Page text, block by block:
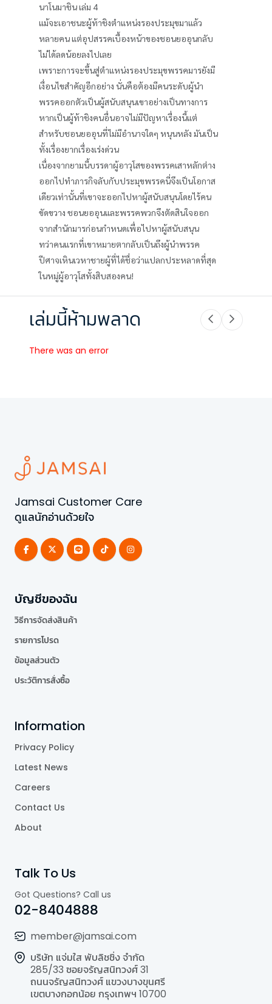
นาโนมาชิน เล่ม 4
แม้จะเอาชนะผู้ท้าชิงตำแหน่งรองประมุขมาแล้ว
หลายคน แต่อุปสรรคเบื้องหน้าของชอนยออุนกลับ
ไม่ได้ลดน้อยลงไปเลย
เพราะการจะขึ้นสู่ตำแหน่งรองประมุขพรรคมารยังมี
เงื่อนไขสำคัญอีกอย่าง นั่นคือต้องมีคนระดับผู้นำ
พรรคออกตัวเป็นผู้สนับสนุนเขาอย่างเป็นทางการ
หากเป็นผู้ท้าชิงคนอื่นอาจไม่มีปัญหาเรื่องนี้แต่
สำหรับชอนยออุนที่ไม่มีอำนาจใดๆ หนุนหลัง มันเป็น
ทั้งเรื่องยากเรื่องเร่งด่วน
เนื่องจากยามนี้บรรดาผู้อาวุโสของพรรคเสาหลักต่าง
ออกไปทำภารกิจลับกับประมุขพรรคนี่จึงเป็นโอกาส
เดียวเท่านั้นที่เขาจะออกไปหาผู้สนับสนุนโดยไร้คน
ขัดขวาง ชอนยออุนและพรรคพวกจึงตัดสินใจออก
จากสำนักมารก่อนกำหนดเพื่อไปหาผู้สนับสนุน
ทว่าคนแรกที่เขาหมายตากลับเป็นถึงผู้นำพรรค
ปีศาจเหินเวหาชายผู้ที่ได้ชื่อว่าแปลกประหลาดที่สุด
ในหมู่ผู้อาวุโสทั้งสิบสองคน!
เล่มนี้ห้ามพลาด
There was an error
Jamsai Customer Care
ดูแลนักอ่านด้วยใจ
บัญชีของฉัน
วิธีการจัดส่งสินค้า
รายการโปรด
ข้อมูลส่วนตัว
ประวัติการสั่งซื้อ
Information
Privacy Policy
Latest News
Careers
Contact Us
About
Talk To Us
Got Questions? Call us
02-8404888
member@jamsai.com
บริษัท แจ่มใส พับลิชชิ่ง จำกัด
285/33 ซอยจรัญสนิทวงศ์ 31
ถนนจรัญสนิทวงศ์ แขวงบางขุนศรี
เขตบางกอกน้อย กรุงเทพฯ 10700